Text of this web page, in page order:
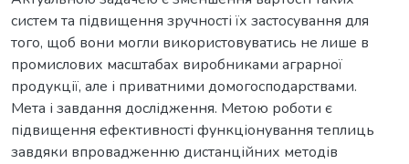
систем та підвищення зручності їх застосування для
того, щоб вони могли використовуватись не лише в
промислових масштабах виробниками аграрної
продукції, але і приватними домогосподарствами.
Мета і завдання дослідження. Метою роботи є
підвищення ефективності функціонування теплиць
завдяки впровадженню дистанційних методів